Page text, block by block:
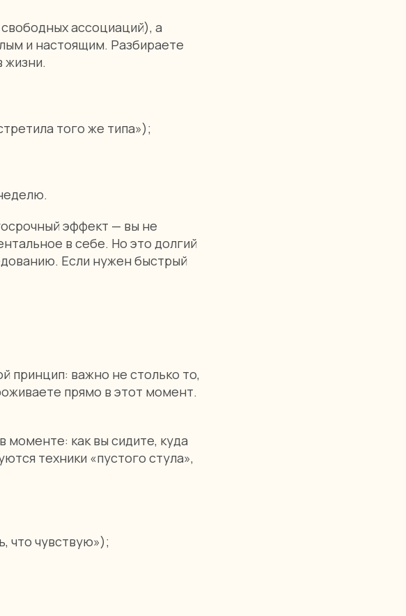
ассоциаций), а
и настоящим. Разбираете
жизни.
того же типа»);
эффект — вы не
в себе. Но это долгий
Если нужен быстрый
принцип: важно не столько то,
прямо в этот момент.
моменте: как вы сидите, куда
техники «пустого стула»,
что чувствую»);